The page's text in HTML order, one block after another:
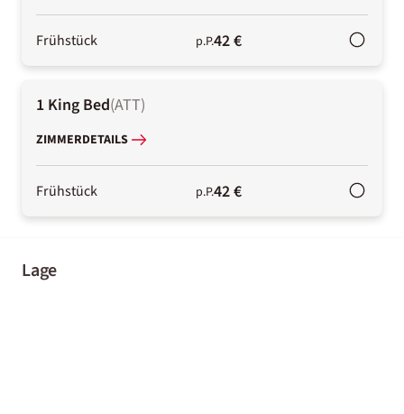
Frühstück p.P.42 €
1 King Bed(ATT)
ZIMMERDETAILS
Frühstück p.P.42 €
Lage